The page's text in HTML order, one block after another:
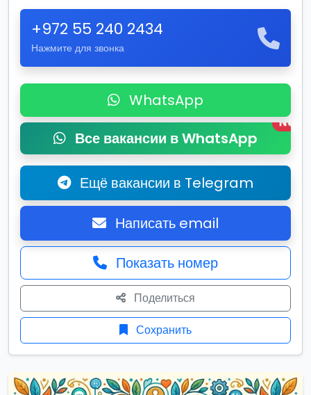
+972 55 240 2434
Нажмите для звонка
WhatsApp
Все вакансии в WhatsApp
New
Ещё вакансии в Telegram
Написать email
Показать номер
Поделиться
Сохранить